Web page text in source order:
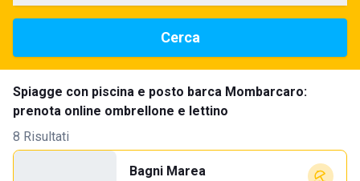
Cerca
Spiagge con piscina e posto barca Mombarcaro:
prenota online ombrellone e lettino
8 Risultati
Bagni Marea